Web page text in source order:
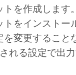
ターの使用者に
とができますが
書上の義務およ
関し全責任を負
トを作成します
トをインストー
を変更すること
れる設定で出